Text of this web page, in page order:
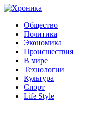
Общество
Политика
Экономика
Происшествия
В мире
Технологии
Культура
Спорт
Life Style